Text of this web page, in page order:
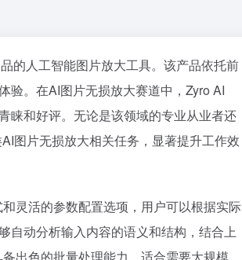
的人工智能图片放大工具。该产品依托前
验。在AI图片无损放大赛道中，Zyro AI
睐和好评。无论是该领域的专业从业者还
图片无损放大相关任务，显著提升工作效
灵活的参数配置选项，用户可以根据实际
自动分析输入内容的语义和结构，结合上